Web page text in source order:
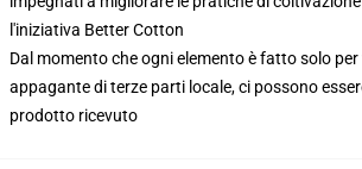
l'iniziativa Better Cotton
Dal momento che ogni elemento è fatto solo
appagante di terze parti locale, ci possono
prodotto ricevuto